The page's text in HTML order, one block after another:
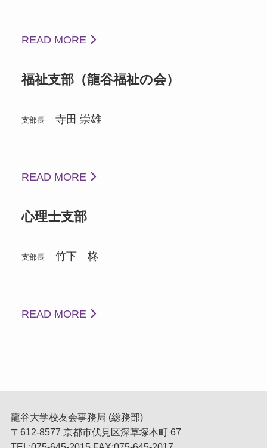
READ MORE
福祉支部（龍谷福祉の会）
支部長寺田 崇雄
READ MORE
心理士支部
支部長竹下 柊
READ MORE
龍谷大学校友会事務局 (総務部)
〒612-8577 京都市伏見区深草塚本町 67